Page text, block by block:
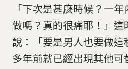
「下次是甚麼時候？一
做嗎？真的很痛耶！」
說：「要是男人也要做
多年前就已經出現其他